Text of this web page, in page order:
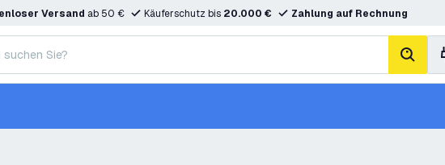
Versand ab 50 € Käuferschutz bis 20.000 € Zahlung auf Rechnung
Suche